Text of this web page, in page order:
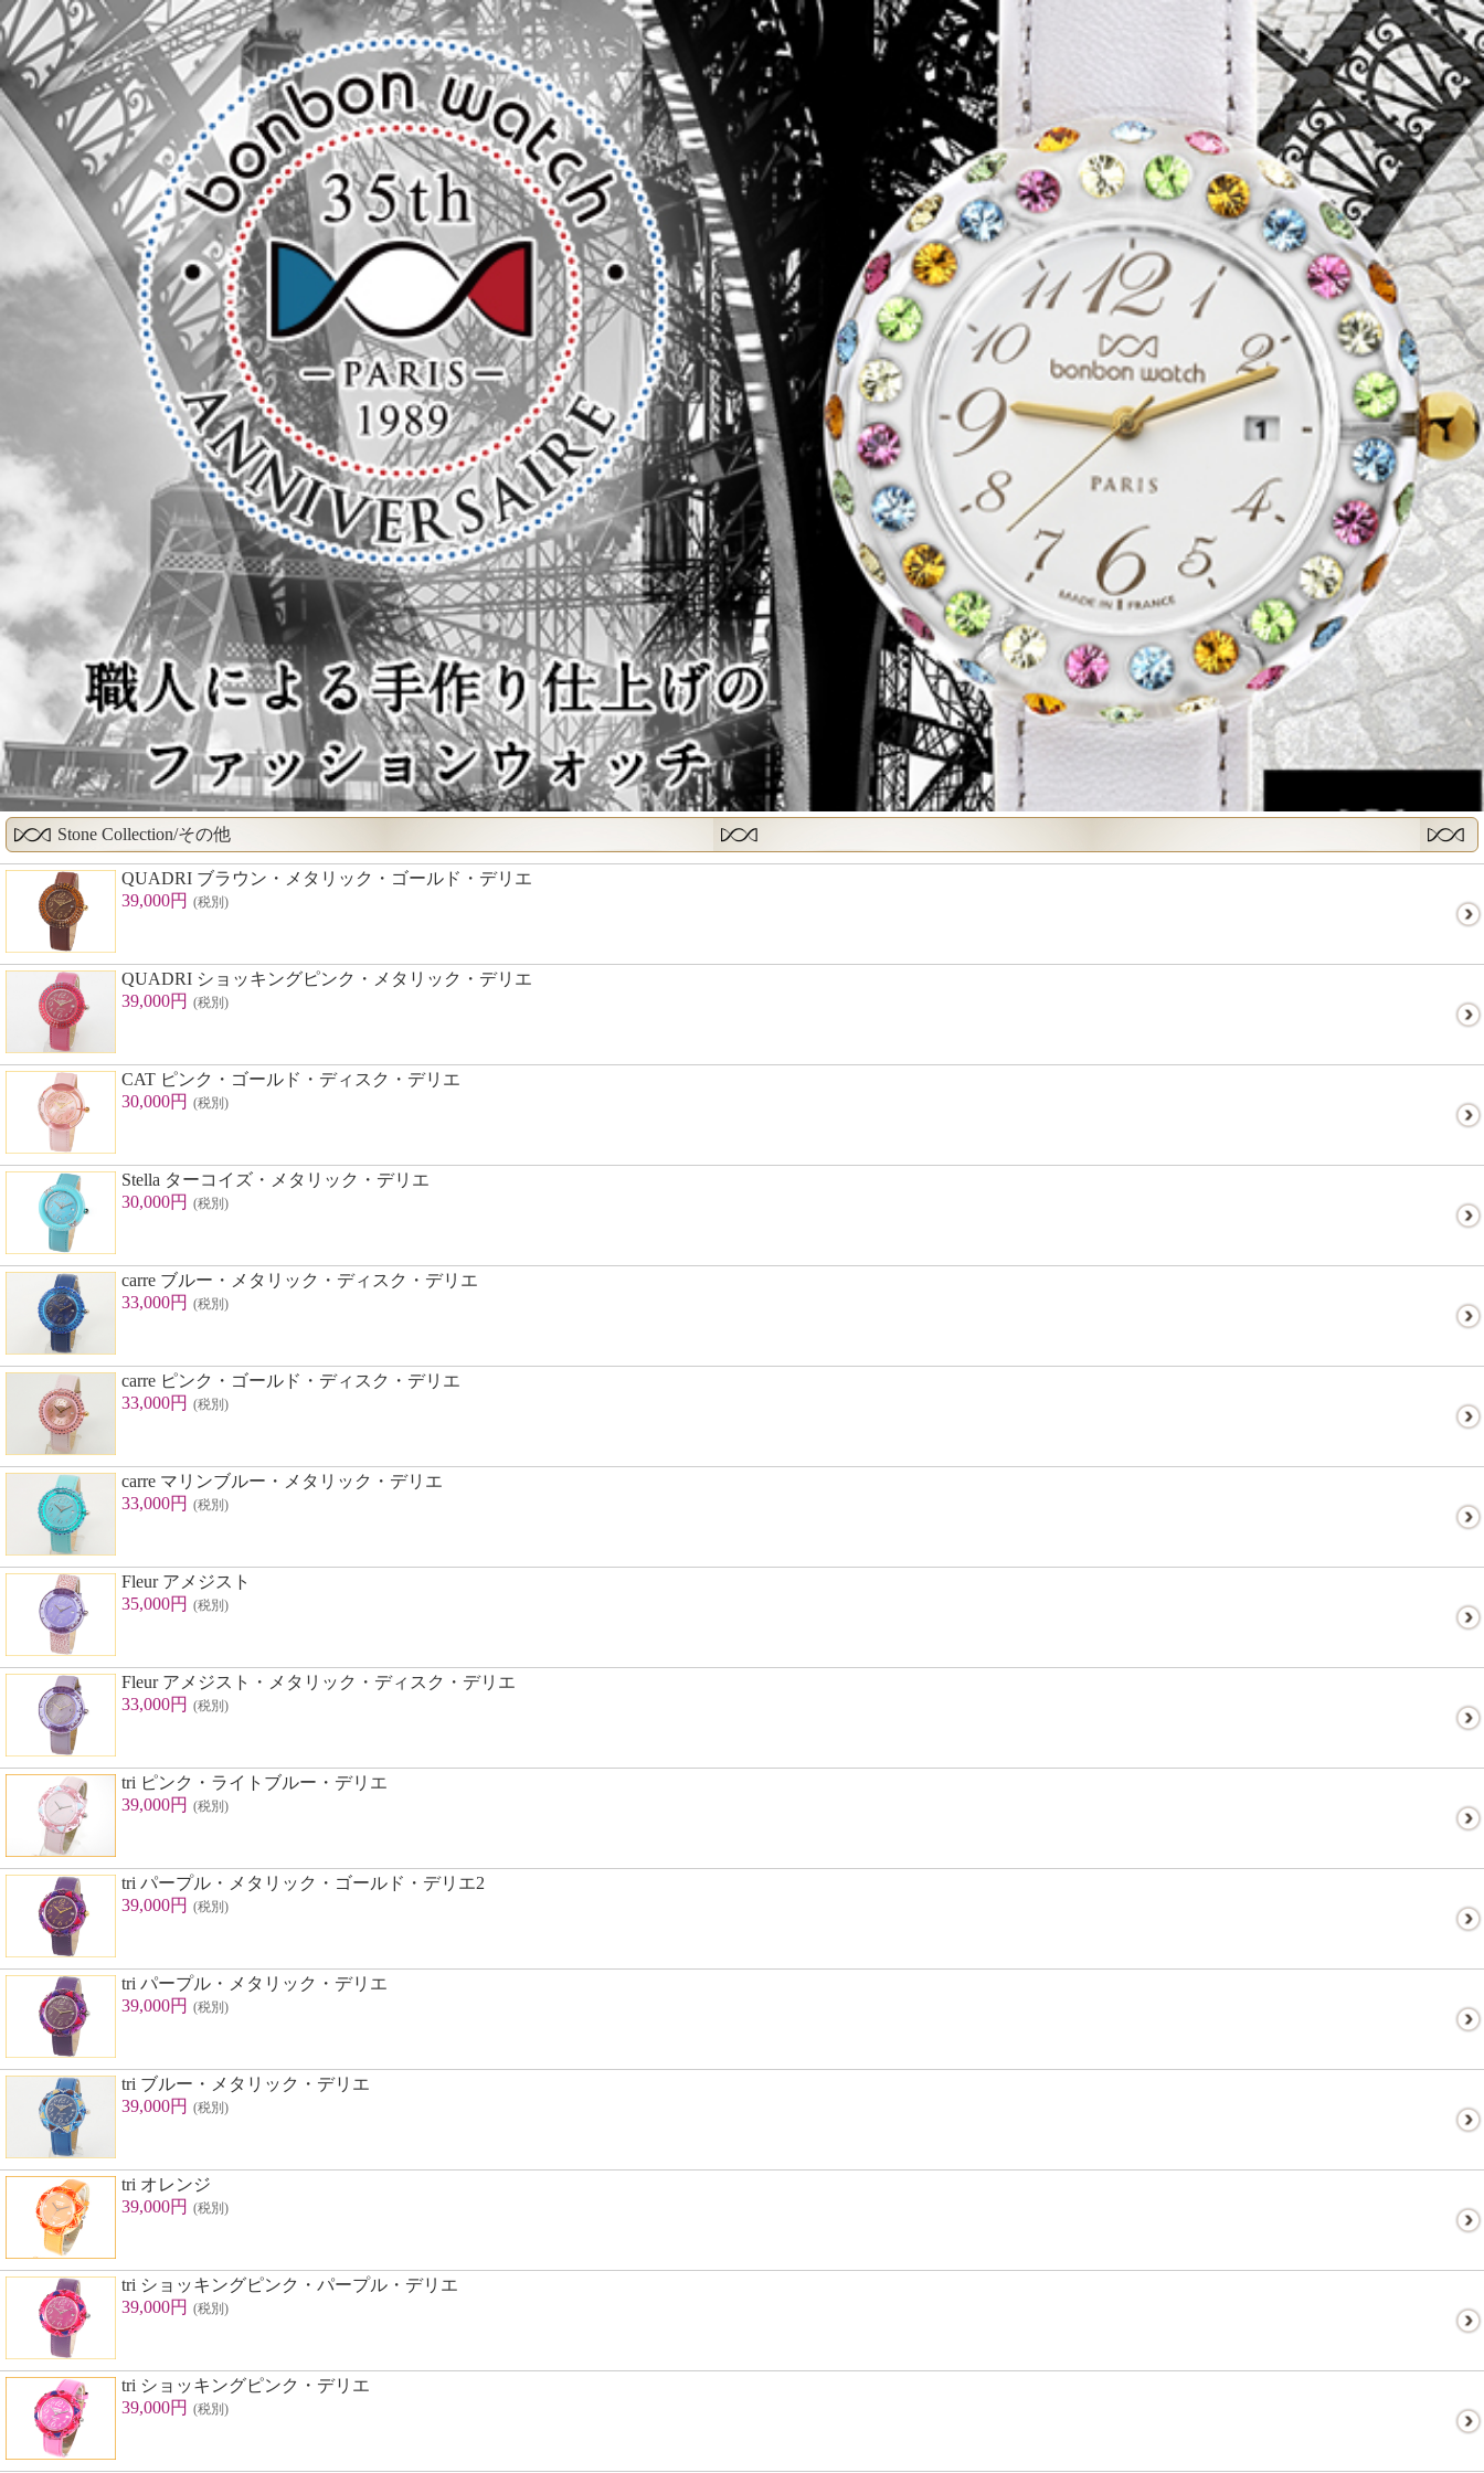
Stone Collection/その他
QUADRI ブラウン・メタリック・ゴールド・デリエ
39,000円 (税別)
QUADRI ショッキングピンク・メタリック・デリエ
39,000円 (税別)
CAT ピンク・ゴールド・ディスク・デリエ
30,000円 (税別)
Stella ターコイズ・メタリック・デリエ
30,000円 (税別)
carre ブルー・メタリック・ディスク・デリエ
33,000円 (税別)
carre ピンク・ゴールド・ディスク・デリエ
33,000円 (税別)
carre マリンブルー・メタリック・デリエ
33,000円 (税別)
Fleur アメジスト
35,000円 (税別)
Fleur アメジスト・メタリック・ディスク・デリエ
33,000円 (税別)
tri ピンク・ライトブルー・デリエ
39,000円 (税別)
tri パープル・メタリック・ゴールド・デリエ2
39,000円 (税別)
tri パープル・メタリック・デリエ
39,000円 (税別)
tri ブルー・メタリック・デリエ
39,000円 (税別)
tri オレンジ
39,000円 (税別)
tri ショッキングピンク・パープル・デリエ
39,000円 (税別)
tri ショッキングピンク・デリエ
39,000円 (税別)